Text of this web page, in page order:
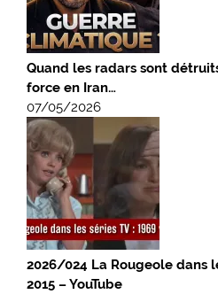
Quand les radars sont
force en Iran…
07/05/2026
2026/024 La Rougeole dans
2015 – YouTube